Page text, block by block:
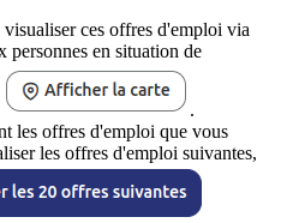
ces offres d'emploi via
personnes en situation de
.
les offres d'emploi que vous
les offres d'emploi suivantes,